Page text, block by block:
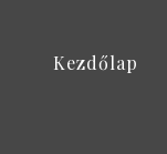
Kezdőlap